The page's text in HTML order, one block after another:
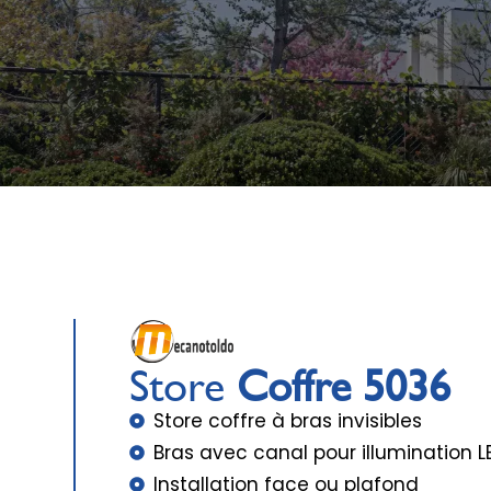
Store Coffre 5036
Store coffre à bras invisibles
Bras avec canal pour illumination
Installation face ou plafond